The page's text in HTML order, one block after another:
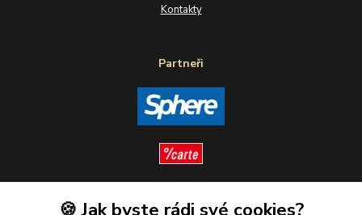
Kontakty
Partneři
🍪 Jak byste rádi své cookies?